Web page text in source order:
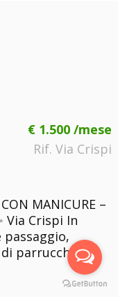
€ 1.500 /mese
Rif. Via Crispi
MANICURE –
Via Crispi In
parrucchiere